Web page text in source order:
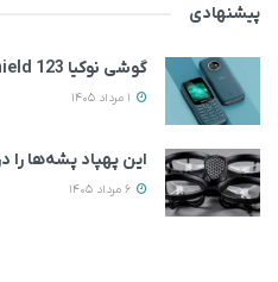
پیشنهادی
گوشی نوکیا 123 Shield با شارژدهی ۱۹ روزه معرفی شد
این پهپاد پشه‌ها را